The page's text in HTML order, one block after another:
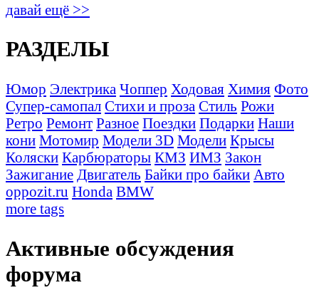
давай ещё >>
РАЗДЕЛЫ
Юмор Электрика Чоппер Ходовая Химия Фото
Супер-самопал Стихи и проза Стиль Рожи
Ретро Ремонт Разное Поездки Подарки Наши
кони Мотомир Модели 3D Модели Крысы
Коляски Карбюраторы КМЗ ИМЗ Закон
Зажигание Двигатель Байки про байки Авто
oppozit.ru Honda BMW
more tags
Активные обсуждения
форума